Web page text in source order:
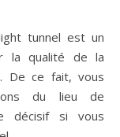
tunnel est un
la qualité de la
De ce fait, vous
du lieu de
décisif si vous